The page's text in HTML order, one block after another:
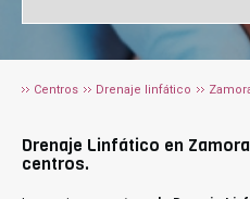
Centros Drenaje linfático
Drenaje Linfático en
centros.